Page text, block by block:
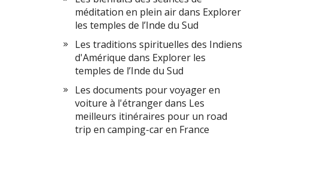
méditation en plein airdans Explorer
les temples de l’Inde du Sud
Les traditions spirituelles des Indiens
d'Amérique dans Explorer les
temples de l’Inde du Sud
Les documents pour voyager en
voiture à l'étrangerdans Les
meilleurs itinéraires pour un road
trip en camping-car en France